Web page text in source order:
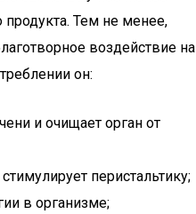
Тем не менее,
воздействие на
он:
и очищает орган от
перистальтику;
в организме;